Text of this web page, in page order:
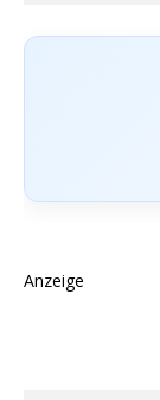
Anzeige